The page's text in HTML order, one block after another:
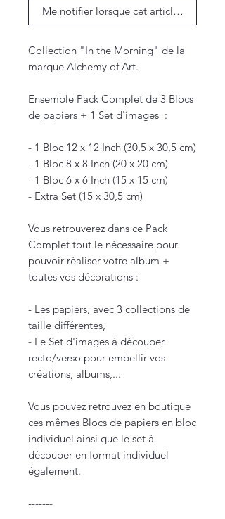
Me notifier lorsque cet article est
Collection "In the Morning" de la
marque Alchemy of Art.
Ensemble Pack Complet de 3 Blocs
de papiers + 1 Set d'images :
- 1 Bloc 12 x 12 Inch (30,5 x 30,5 cm)
- 1 Bloc 8 x 8 Inch (20 x 20 cm)
- 1 Bloc 6 x 6 Inch (15 x 15 cm)
- Extra Set (15 x 30,5 cm)
Vous retrouverez dans ce Pack
Complet tout le nécessaire pour
pouvoir réaliser votre album +
toutes vos décorations :
- Les papiers, avec 3 collections de
taille différentes,
- Le Set d'images à découper
recto/verso pour embellir vos
créations, albums,...
Vous pouvez retrouvez en boutique
ces mêmes Blocs de papiers en bloc
individuel ainsi que le set à
découper en format individuel
également.
-------